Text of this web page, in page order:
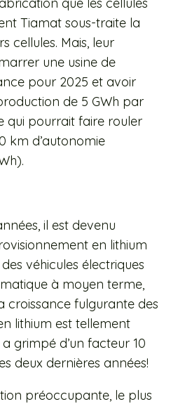
Tiamat sous-traite la
cellules. Mais, leur
une usine de
pour 2025 et avoir
de 5 GWh par
qui pourrait faire rouler
km d’autonomie
il est devenu
en lithium
véhicules électriques
à moyen terme,
croissance fulgurante des
lithium est tellement
grimpé d’un facteur 10
deux dernières années!
préoccupante, le plus